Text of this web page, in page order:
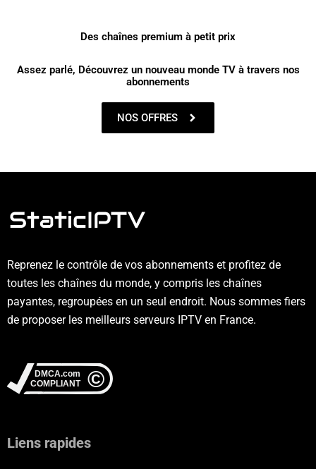
Des chaînes premium à petit prix
Assez parlé, Découvrez un nouveau monde TV à travers nos
abonnements
NOS OFFRES
Reprenez le contrôle de vos abonnements et profitez de
toutes les chaînes du monde, y compris les chaînes
payantes, regroupées en un seul endroit. Nous sommes fiers
de proposer les meilleurs serveurs IPTV en France.
Liens rapides